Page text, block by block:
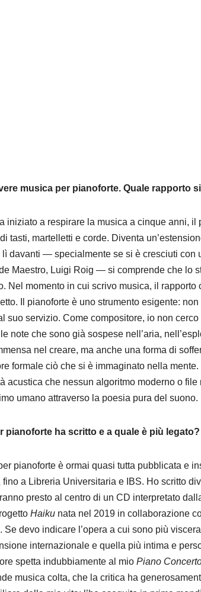
musica per pianoforte. Quale rapporto
iniziato a respirare la musica a cinque anni,
tasti, martelletti e corde. Diventa
davanti — specialmente se si è cresciuti con
Maestro, Luigi Roig — si comprende che lo
Nel momento in cui scrivo musica, il
Il pianoforte è uno strumento esigente:
suo servizio. Come compositore, io non
note che sono già sospese nell’aria,
nel creare, ma anche una forma di
formale ciò che si è immaginato nella
acustica che nessun algoritmo moderno o
umano attraverso la poesia pura del suono.
pianoforte ha scritto e a quale è più legato?
pianoforte è ormai quasi tutta pubblicata e
a Libreria Universitaria e IBS. Ho scritto
presto al centro di un CD interpretato
Haiku nata nel 2019 in collaborazione
devo indicare l’opera a cui sono più
internazionale e quella più intima e
spetta indubbiamente al mio Piano
musica colta, che la critica ha